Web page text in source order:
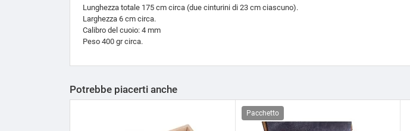
Lunghezza totale 175 cm circa (due cinturini di 23 cm ciascuno).
Larghezza 6 cm circa.
Calibro del cuoio: 4 mm
Peso 400 gr circa.
Potrebbe piacerti anche
Pacchetto